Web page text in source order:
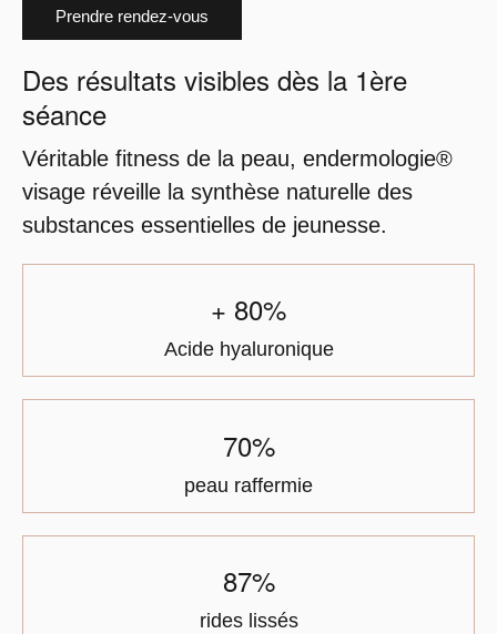
Prendre rendez-vous
Des résultats visibles dès la 1ère
séance
Véritable fitness de la peau, endermologie®
visage réveille la synthèse naturelle des
substances essentielles de jeunesse.
+ 80%
Acide hyaluronique
70%
peau raffermie
87%
rides lissés